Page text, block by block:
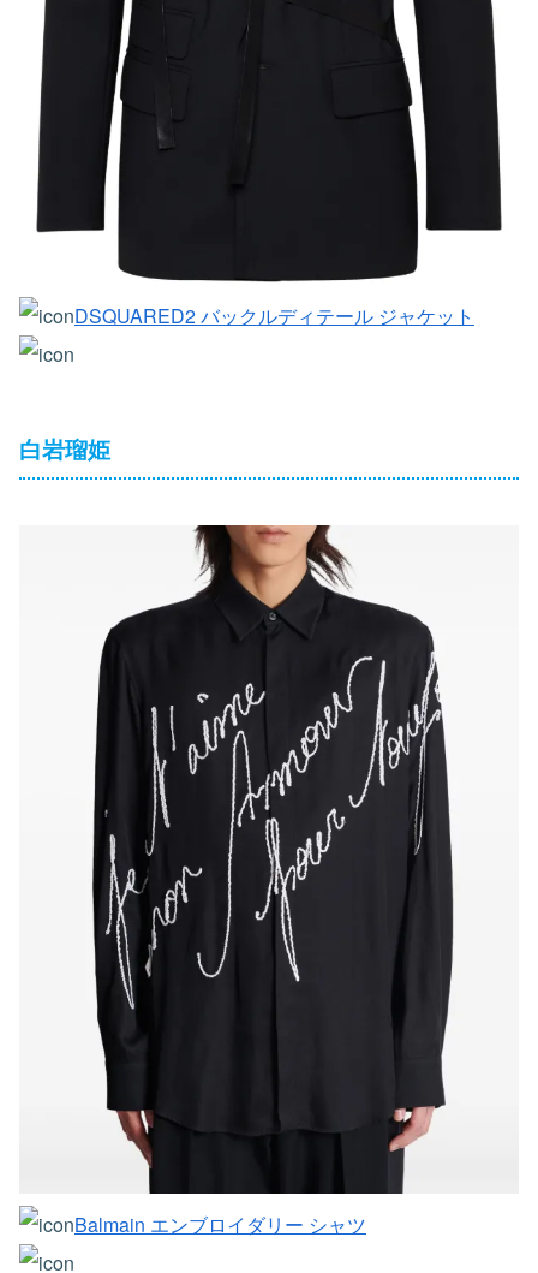
DSQUARED2 バックルディテール ジャケット
白岩瑠姫
Balmain エンブロイダリー シャツ